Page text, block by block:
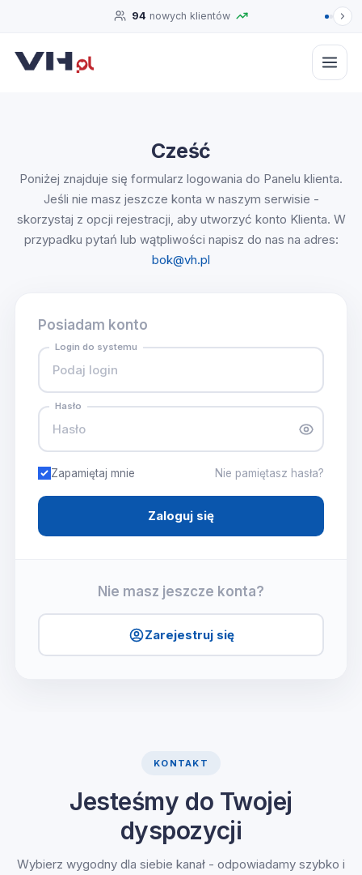
94 nowych klientów
Cześć
Poniżej znajduje się formularz logowania do Panelu klienta.
Jeśli nie masz jeszcze konta w naszym serwisie -
skorzystaj z opcji rejestracji, aby utworzyć konto Klienta. W
przypadku pytań lub wątpliwości napisz do nas na adres:
bok@vh.pl
Posiadam konto
Login do systemu
Hasło
Zapamiętaj mnie Nie pamiętasz hasła?
Zaloguj się
Nie masz jeszcze konta?
Zarejestruj się
KONTAKT
Jesteśmy do Twojej
dyspozycji
Wybierz wygodny dla siebie kanał - odpowiadamy szybko i